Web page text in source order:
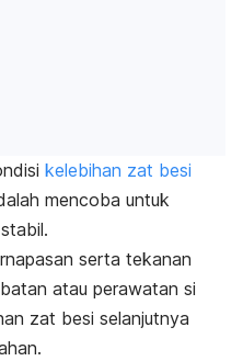
kelebihan zat besi
mencoba untuk
serta tekanan
atau perawatan si
zat besi selanjutnya